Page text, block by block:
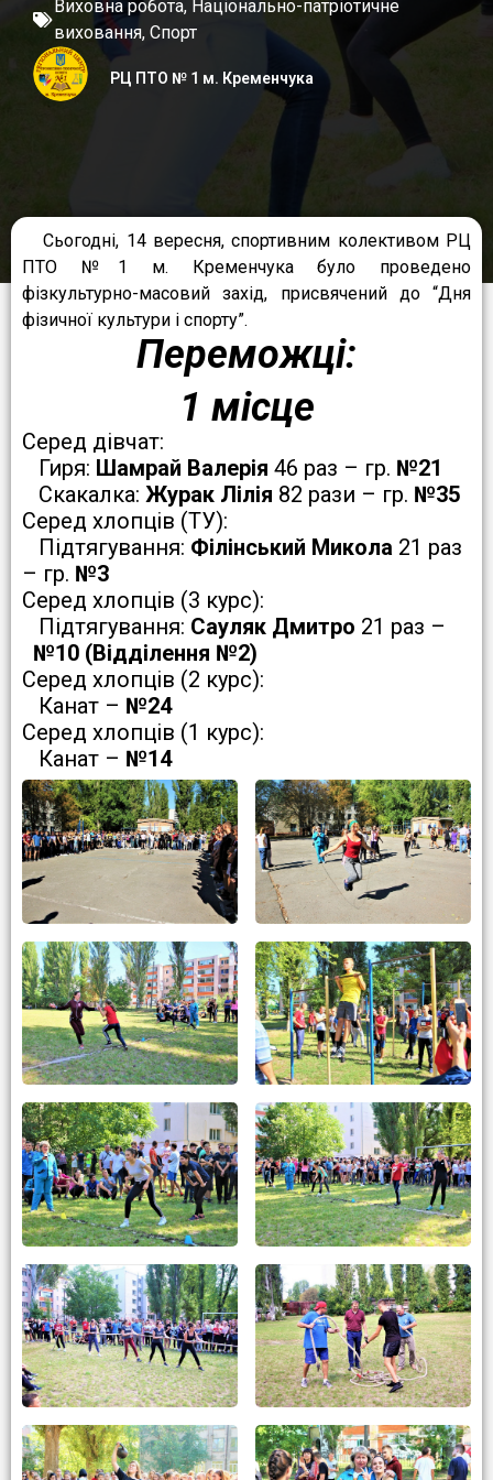
Виховна робота, Національно-патріотичне
виховання, Спорт
РЦ ПТО № 1 м. Кременчука
Сьогодні, 14 вересня, спортивним колективом РЦ
ПТО №1 м. Кременчука було проведено
фізкультурно-масовий захід, присвячений до “Дня
фізичної культури і спорту”.
Переможці:
1 місце
Серед дівчат:
Гиря: Шамрай Валерія 46 раз – гр. №21
Скакалка: Журак Лілія 82 рази – гр. №35
Серед хлопців (ТУ):
Підтягування: Філінський Микола 21 раз
– гр. №3
Серед хлопців (3 курс):
Підтягування: Сауляк Дмитро 21 раз –
№10 (Відділення №2)
Серед хлопців (2 курс):
Канат – №24
Серед хлопців (1 курс):
Канат – №14